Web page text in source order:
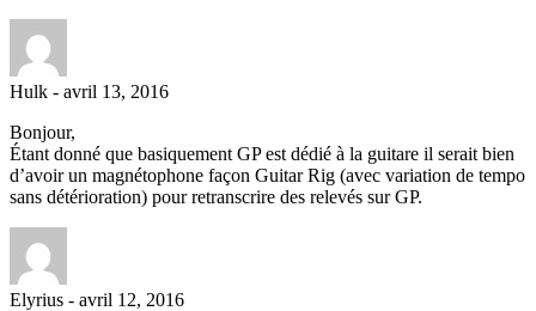
Hulk - avril 13, 2016
Bonjour,
Étant donné que basiquement GP est dédié à la guitare il serait bien
d’avoir un magnétophone façon Guitar Rig (avec variation de tempo
sans détérioration) pour retranscrire des relevés sur GP.
Elyrius - avril 12, 2016